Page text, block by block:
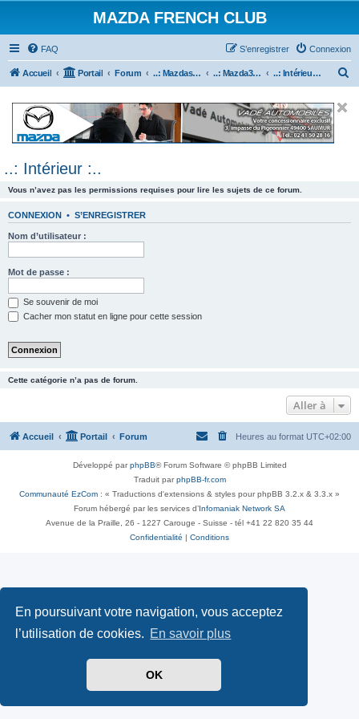
En poursuivant votre navigation, vous acceptez
l’utilisation de cookies. En savoir plus
OK
MAZDA FRENCH CLUB
FAQ Connexion
S’enregistrer
Accueil Portail Forum ..: Mazdaspeed & MPS :.. ..: Mazda3 MPS & Mazdaspeed 3 :.. ..: Intérieur :..
e
..: Intérieur :..
Vous n’avez pas les permissions requises pour lire les sujets de ce forum.
CONNEXION • S’ENREGISTRER
Nom d’utilisateur :
Mot de passe :
Se souvenir de moi
Cacher mon statut en ligne pour cette session
Cette catégorie n’a pas de forum.
Aller à
Accueil Portail Forum Heures au format UTC+02:00
Développé parphpBB® Forum Software © phpBB Limited
Traduit parphpBB-fr.com
Communauté EzCom : « Traductions d'extensions & styles pour phpBB 3.2.x & 3.3.x »
Forum hébergé par les services d’ Infomaniak Network SA
Avenue de la Praille, 26 - 1227 Carouge - Suisse - tél +41 22 820 35 44
Confidentialité
Conditions